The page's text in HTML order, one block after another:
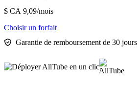
$ CA 9,09/mois
Choisir un forfait
Garantie de remboursement de 30 jours